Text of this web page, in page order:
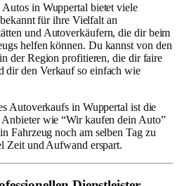
Autos in Wuppertal bietet viele
für ihre Vielfalt an
und Autoverkäufern, die dir beim
helfen können. Du kannst von den
der Region profitieren, die dir faire
dir den Verkauf so einfach wie
Autoverkaufs in Wuppertal ist die
wie “Wir kaufen dein Auto”
Fahrzeug noch am selben Tag zu
Zeit und Aufwand erspart.